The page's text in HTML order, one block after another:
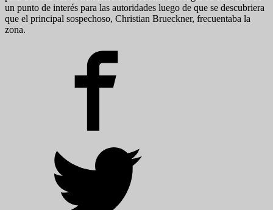
un punto de interés para las autoridades luego de que se descubriera
que el principal sospechoso, Christian Brueckner, frecuentaba la
zona.